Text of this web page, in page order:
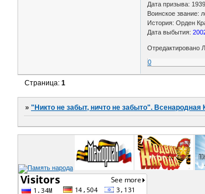
Дата призыва: 1939
Воинское звание:
История: Орден
Дата выбытия:
Отредактировано
0
Страница:1
»"Никто не забыт, ничто не забыто". Всенародная